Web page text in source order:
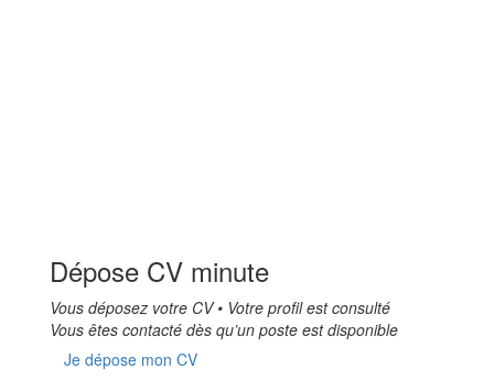
Dépose CV minute
Vous déposez votre CV • Votre profil est consulté
Vous êtes contacté dès qu’un poste est disponible
Je dépose mon CV